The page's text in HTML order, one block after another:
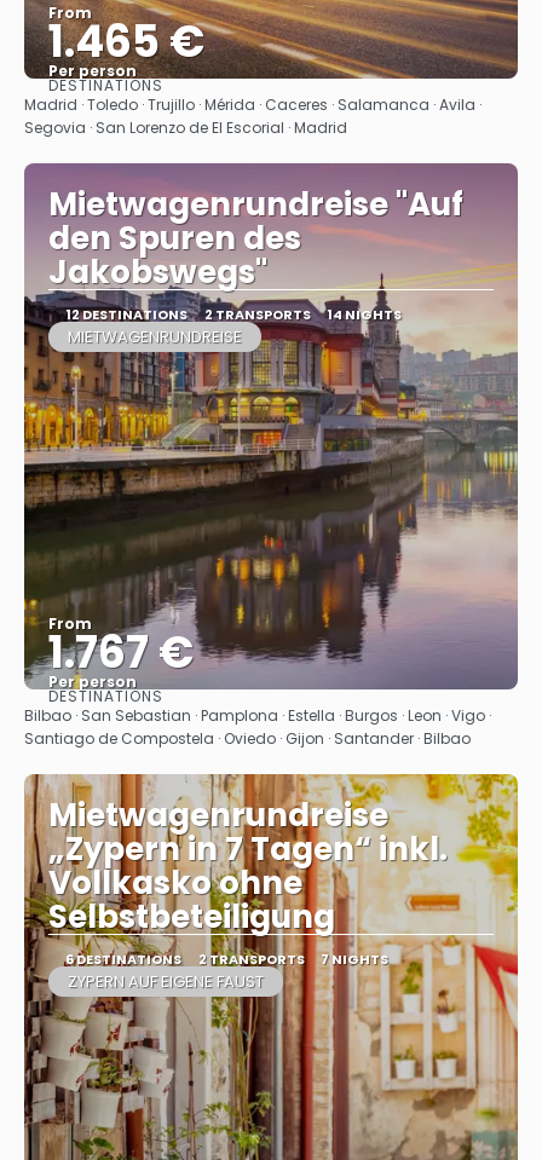
From
1.465 €
Per person
See
DESTINATIONS
Madrid · Toledo · Trujillo · Mérida · Caceres‎ · Salamanca · Avila ·
Segovia · San Lorenzo de El Escorial · Madrid
Mietwagenrundreise "Auf
den Spuren des
Jakobswegs"
12 DESTINATIONS 2 TRANSPORTS 14 NIGHTS
MIETWAGENRUNDREISE
From
1.767 €
Per person
See
DESTINATIONS
Bilbao · San Sebastian · Pamplona · Estella · Burgos · Leon · Vigo ·
Santiago de Compostela · Oviedo · Gijon · Santander · Bilbao
Mietwagenrundreise
„Zypern in 7 Tagen“ inkl.
Vollkasko ohne
Selbstbeteiligung
6 DESTINATIONS 2 TRANSPORTS 7 NIGHTS
ZYPERN AUF EIGENE FAUST